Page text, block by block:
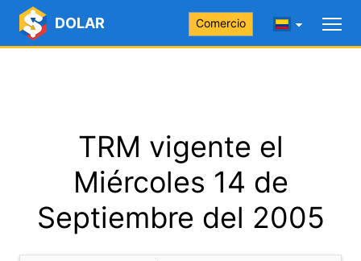
DOLAR Comercio
TRM vigente el
Miércoles 14 de
Septiembre del 2005